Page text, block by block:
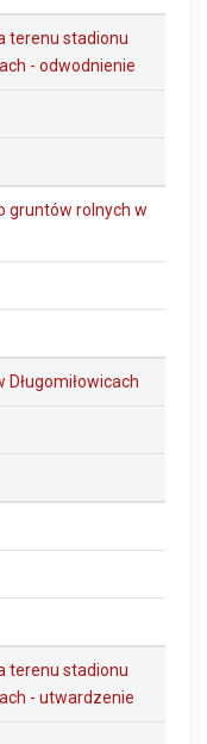
terenu stadionu
- odwodnienie
gruntów rolnych w
terenu stadionu
- utwardzenie